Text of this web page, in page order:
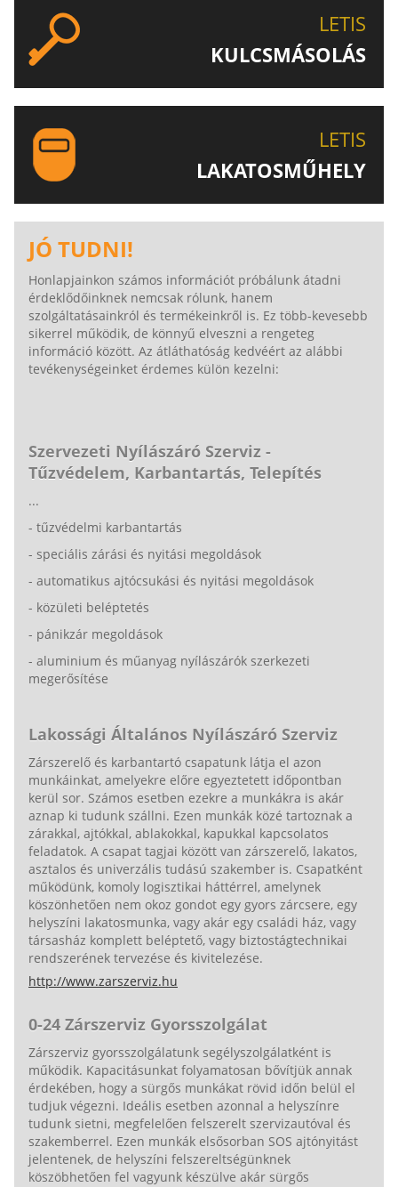
LETIS
KULCSMÁSOLÁS
LETIS
LAKATOSMŰHELY
JÓ TUDNI!
Honlapjainkon számos információt próbálunk átadni
érdeklődőinknek nemcsak rólunk, hanem
szolgáltatásainkról és termékeinkről is. Ez több-kevesebb
sikerrel működik, de könnyű elveszni a rengeteg
információ között. Az átláthatóság kedvéért az alábbi
tevékenységeinket érdemes külön kezelni:
Szervezeti Nyílászáró Szerviz -
Tűzvédelem, Karbantartás, Telepítés
...
- tűzvédelmi karbantartás
- speciális zárási és nyitási megoldások
- automatikus ajtócsukási és nyitási megoldások
- közületi beléptetés
- pánikzár megoldások
- aluminium és műanyag nyílászárók szerkezeti
megerősítése
Lakossági Általános Nyílászáró Szerviz
Zárszerelő és karbantartó csapatunk látja el azon
munkáinkat, amelyekre előre egyeztetett időpontban
kerül sor. Számos esetben ezekre a munkákra is akár
aznap ki tudunk szállni. Ezen munkák közé tartoznak a
zárakkal, ajtókkal, ablakokkal, kapukkal kapcsolatos
feladatok. A csapat tagjai között van zárszerelő, lakatos,
asztalos és univerzális tudású szakember is. Csapatként
működünk, komoly logisztikai háttérrel, amelynek
köszönhetően nem okoz gondot egy gyors zárcsere, egy
helyszíni lakatosmunka, vagy akár egy családi ház, vagy
társasház komplett beléptető, vagy biztostágtechnikai
rendszerének tervezése és kivitelezése.
http://www.zarszerviz.hu
0-24 Zárszerviz Gyorsszolgálat
Zárszerviz gyorsszolgálatunk segélyszolgálatként is
működik. Kapacitásunkat folyamatosan bővítjük annak
érdekében, hogy a sürgős munkákat rövid időn belül el
tudjuk végezni. Ideális esetben azonnal a helyszínre
tudunk sietni, megfelelően felszerelt szervizautóval és
szakemberrel. Ezen munkák elsősorban SOS ajtónyitást
jelentenek, de helyszíni felszereltségünknek
köszöbhetően fel vagyunk készülve akár sürgős